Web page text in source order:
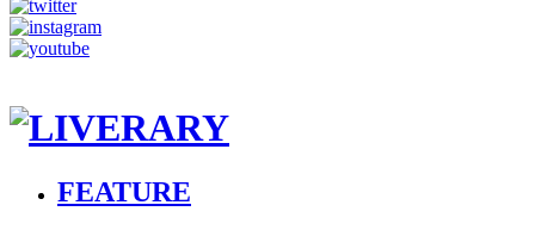
FEATURE